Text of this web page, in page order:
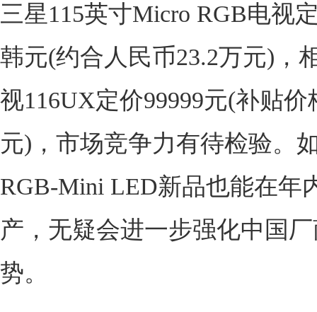
三星115英寸Micro RGB电视
韩元(约合人民币23.2万元)，
视116UX定价99999元(补贴价
元)，市场竞争力有待检验。
RGB-Mini LED新品也能在年
产，无疑会进一步强化中国
势。